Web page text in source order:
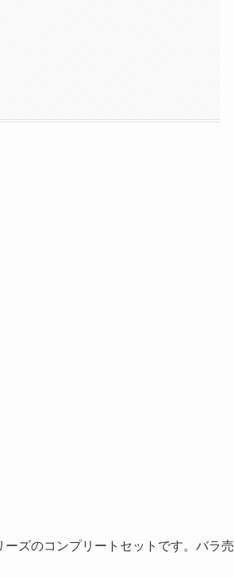
ズのコンプリートセットです。バラ売